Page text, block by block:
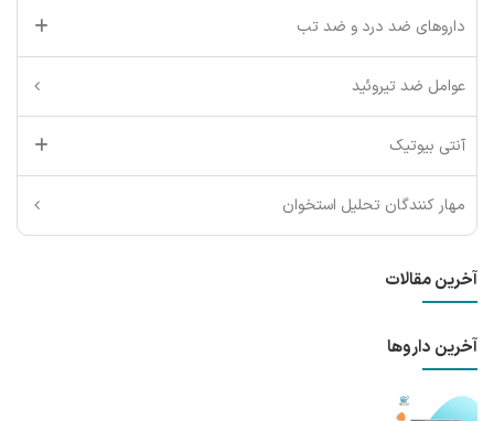
داروهای ضد درد و ضد تب
عوامل ضد تیروئید
آنتی بیوتیک
مهار کنندگان تحلیل استخوان
آخرین مقالات
آخرین داروها